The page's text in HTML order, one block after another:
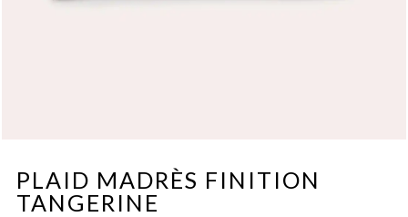
PLAID MADRÈS FINITION
TANGERINE